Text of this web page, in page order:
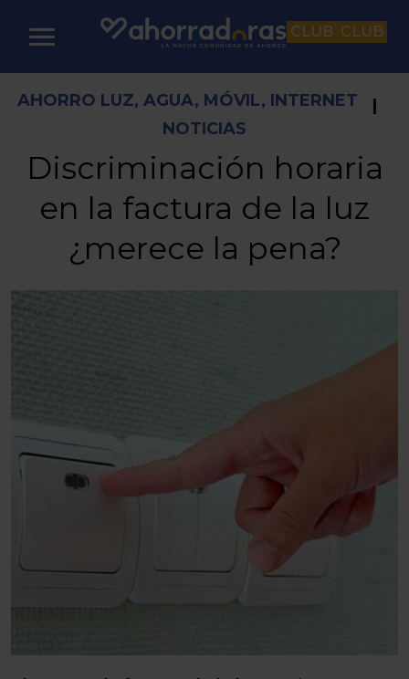
CLUB CLUB
AHORRO LUZ, AGUA, MÓVIL, INTERNET
|
NOTICIAS
Discriminación horaria
en la factura de la luz
¿merece la pena?